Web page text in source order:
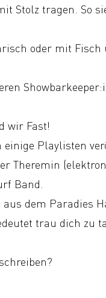
Stolz tragen. So
oder mit
wir Fast!
einige Playlisten
Theremin
Band.
dem Paradies
trau dich zu